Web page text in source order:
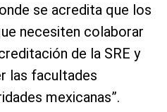
se acredita que los
necesiten colaborar
de la SRE y
las facultades
mexicanas”.